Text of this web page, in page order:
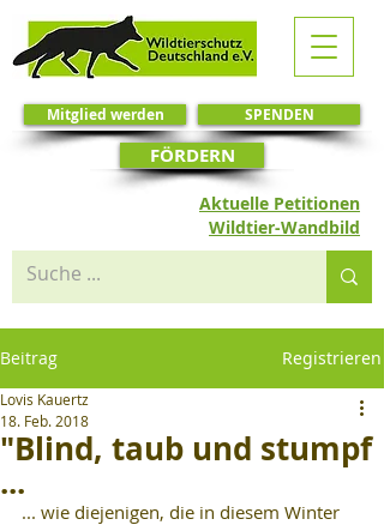
SPENDEN
Mitglied werden
Aktuelle Petitionen
FÖRDERN
Wildtier-Wandbild
Beitrag Registrieren
"Blind, taub und stumpf
...
Lovis Kauertz
18. Feb. 2018
... wie diejenigen, die in diesem Winter